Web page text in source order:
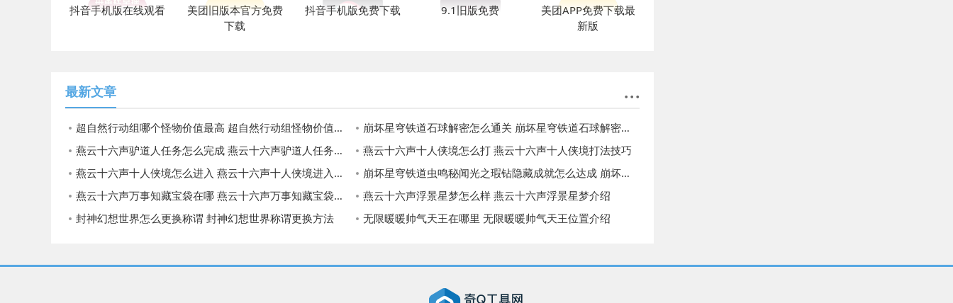
抖音手机版在线观看
美团旧版本官方免费
下载
抖音手机版免费下载 9.1旧版免费
美团APP免费下载最
新版
最新文章
超自然行动组哪个怪物价值最高 超自然行动组怪物价值排行
崩坏星穹铁道石球解密怎么通关 崩坏星穹铁道石球解密通关攻略
燕云十六声驴道人任务怎么完成 燕云十六声驴道人任务完成攻略
燕云十六声十人侠境怎么打 燕云十六声十人侠境打法技巧
燕云十六声十人侠境怎么进入 燕云十六声十人侠境进入方法介绍
崩坏星穹铁道虫鸣秘闻光之瑕钻隐藏成就怎么达成 崩坏星穹铁道虫鸣秘闻光之瑕钻隐藏成就达成攻略
燕云十六声万事知藏宝袋在哪 燕云十六声万事知藏宝袋位置
燕云十六声浮景星梦怎么样 燕云十六声浮景星梦介绍
封神幻想世界怎么更换称谓 封神幻想世界称谓更换方法
无限暖暖帅气天王在哪里 无限暖暖帅气天王位置介绍